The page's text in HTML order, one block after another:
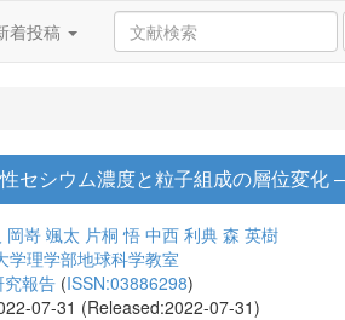
着投稿
セシウム濃度と粒子組成の層位変
岡嵜 颯太 片桐 悟 中西 利典 森 英樹
学理学部地球科学教室
報告 (ISSN:03886298)
07-31 (Released:2022-07-31)